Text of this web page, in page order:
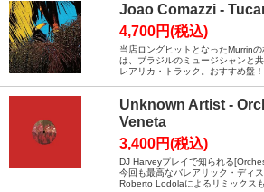
Joao Comazzi -
4,700円(税込)
当店ロングヒットとなったMurrin
は、ブラジルのミュージシャンと
レアリカ・トラック。おすすめ盤！
Unknown Artist -
Veneta
3,400円(税込)
DJ Harveyプレイで知られる
今回も最高なバレアリック・ディ
Roberto Lodolaによるリミックス